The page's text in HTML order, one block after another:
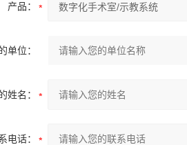
产品：
单位：
姓名：
电话：